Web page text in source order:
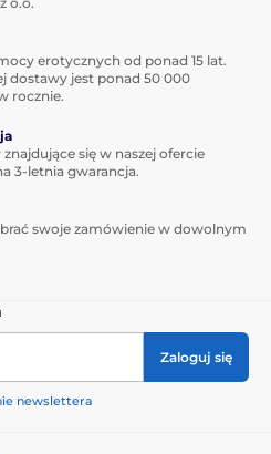
erotycznych od ponad 15 lat.
dostawy jest ponad 50 000
rocznie.
się w naszej ofercie
3-letnia gwarancja.
swoje zamówienie w dowolnym
Zaloguj się
newslettera